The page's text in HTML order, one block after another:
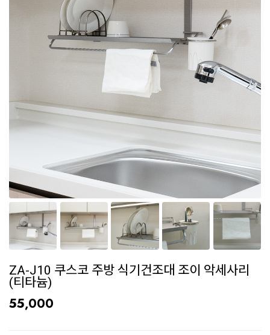
ZA-J10 쿠스코 주방 식기건조대 조이 악세사리
(티타늄)
55,000